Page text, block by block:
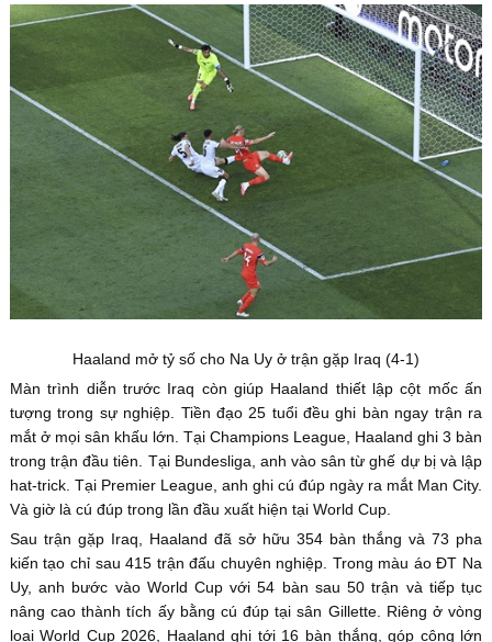
Haaland mở tỷ số cho Na Uy ở trận gặp Iraq (4-1)
Màn trình diễn trước Iraq còn giúp Haaland thiết lập cột mốc ấn
tượng trong sự nghiệp. Tiền đạo 25 tuổi đều ghi bàn ngay trận ra
mắt ở mọi sân khấu lớn. Tại Champions League, Haaland ghi 3 bàn
trong trận đầu tiên. Tại Bundesliga, anh vào sân từ ghế dự bị và lập
hat-trick. Tại Premier League, anh ghi cú đúp ngày ra mắt Man City.
Và giờ là cú đúp trong lần đầu xuất hiện tại World Cup.
Sau trận gặp Iraq, Haaland đã sở hữu 354 bàn thắng và 73 pha
kiến tạo chỉ sau 415 trận đấu chuyên nghiệp. Trong màu áo ĐT Na
Uy, anh bước vào World Cup với 54 bàn sau 50 trận và tiếp tục
nâng cao thành tích ấy bằng cú đúp tại sân Gillette. Riêng ở vòng
loại World Cup 2026, Haaland ghi tới 16 bàn thắng, góp công lớn